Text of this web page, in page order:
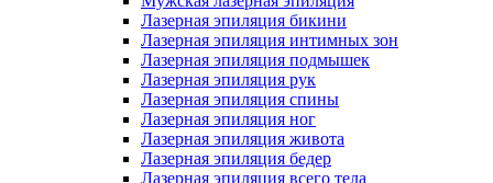
Лазерная эпиляция бикини
Лазерная эпиляция интимных зон
Лазерная эпиляция подмышек
Лазерная эпиляция рук
Лазерная эпиляция спины
Лазерная эпиляция ног
Лазерная эпиляция живота
Лазерная эпиляция бедер
Лазерная эпиляция всего тела